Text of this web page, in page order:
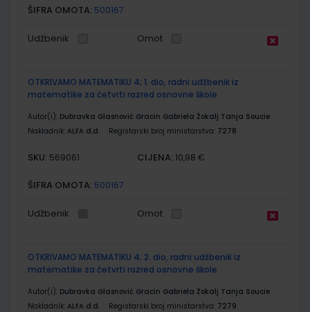
ŠIFRA OMOTA: 500167
Udžbenik Omot
OTKRIVAMO MATEMATIKU 4; 1. dio, radni udžbenik iz
matematike za četvrti razred osnovne škole
Autor(i): Dubravka Glasnović Gracin Gabriela Žokalj Tanja Soucie
Nakladnik: ALFA d.d. Registarski broj ministarstva: 7278
SKU: 569061 CIJENA: 10,98 €
ŠIFRA OMOTA: 500167
Udžbenik Omot
OTKRIVAMO MATEMATIKU 4; 2. dio, radni udžbenik iz
matematike za četvrti razred osnovne škole
Autor(i): Dubravka Glasnović Gracin Gabriela Žokalj Tanja Soucie
Nakladnik: ALFA d.d. Registarski broj ministarstva: 7279